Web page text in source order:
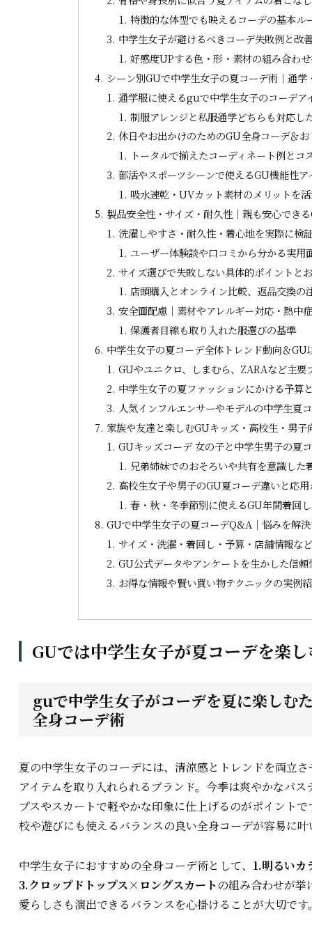
特徴的な体型でも映えるコーデの基本ル
中学生女子が避けるべきコーデ失敗例と改
好感度UPする色・形・素材の組み合わ
シーン別GUで中学生女子の夏コーデ術｜通
通学服に使えるguで中学生女子のコーデア
制服アレンジと私服通学どちらも対応し
休日やお出かけのためのGU全身コーデ＆
トータルで揃えたコーディネート例とコ
部活やスポーツシーンで使えるGU機能性ア
吸水速乾・UVカット素材のメリットを
製品安全性・サイズ・耐久性│親も安心でき
洗濯しやすさ・耐久性・着心地を実際に検
ユーザー体験談や口コミから分かる実用
サイズ選びで失敗しない具体的ポイントと
店頭購入とオンライン比較、返品交換の
安全面配慮│素材やアレルギー対応・熱中
保護者目線も取り入れた服選びの基準
中学生女子の夏コーデ全体トレンド動向＆GU
GUやユニクロ、しまむら、ZARAなど主要
中学生女子の夏ファッションにかける予算
人気インフルエンサーやモデルの中学生夏
家族や友達と楽しむGUキッズ・高校生・男子
GUキッズコーデ 女の子と中学生男子の夏
兄弟姉妹でのおそろいや共有を意識した
高校生女子や男子のGU夏コーデ違いと応
春・秋・冬季節別に使えるGU年間着回
GUで中学生女子の夏コーデQ&A｜悩みを解
サイズ・洗濯・着回し・予算・店舗情報な
GU公式データやアンケートを生かした信
お得な情報や賢い買い物テクニックの実例
GUでは中学生女子が夏コーデを楽
guで中学生女子がコーデを夏に楽しむ
全身コーデ術
夏の中学生女子のコーデには、清涼感とトレンドを両立
アイテムを取り入れられるブランド。今季は爽やかなパ
プスやスカートで軽やかな印象に仕上げるのがポイント
校や遊びにも使えるバランスの良い全身コーデが容易に叶
中学生女子におすすめの全身コーデ術として、 1.明るい
3.クロップドトップス×ロングスカート の組み合わせが挙
愛らしさも演出できるバランスを心掛けることが大切です